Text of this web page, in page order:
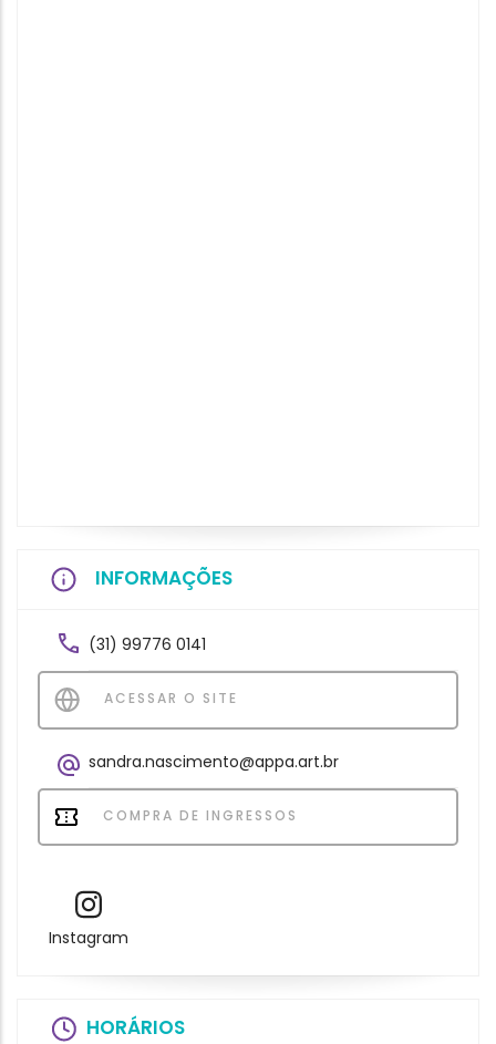
INFORMAÇÕES
(31) 99776 0141
ACESSAR O SITE
sandra.nascimento@appa.art.br
COMPRA DE INGRESSOS
Instagram
HORÁRIOS